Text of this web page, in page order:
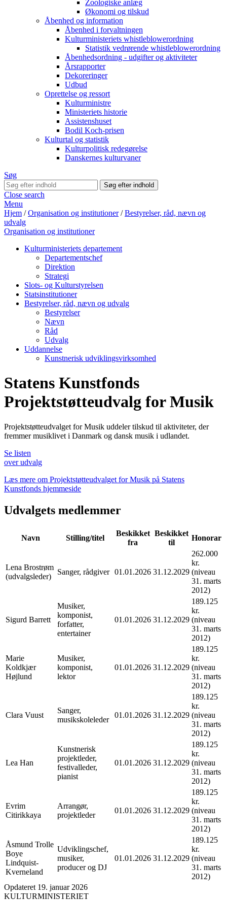
Zoologiske anlæg
Økonomi og tilskud
Åbenhed og information
Åbenhed i forvaltningen
Kulturministeriets whistleblowerordning
Statistik vedrørende whistleblowerordning
Åbenhedsordning - udgifter og aktiviteter
Årsrapporter
Dekoreringer
Udbud
Oprettelse og ressort
Kulturministre
Ministeriets historie
Assistenshuset
Bodil Koch-prisen
Kulturtal og statistik
Kulturpolitisk redegørelse
Danskernes kulturvaner
Søg
Close search
Menu
Hjem /Organisation og institutioner/Bestyrelser, råd, nævn og
udvalg
Organisation og institutioner
Kulturministeriets departement
Departementschef
Direktion
Strategi
Slots- og Kulturstyrelsen
Statsinstitutioner
Bestyrelser, råd, nævn og udvalg
Bestyrelser
Nævn
Råd
Udvalg
Uddannelse
Kunstnerisk udviklingsvirksomhed
Statens Kunstfonds
Projektstøtteudvalg for Musik
Projektstøtteudvalget for Musik uddeler tilskud til aktiviteter, der
fremmer musiklivet i Danmark og dansk musik i udlandet.
Se listen
over udvalg
Læs mere om Projektstøtteudvalget for Musik på Statens
Kunstfonds hjemmeside
Udvalgets medlemmer
Navn Stilling/titel
Beskikket
fra
Beskikket
til
Honorar
Lena Brostrøm
(udvalgsleder)
Sanger, rådgiver 01.01.2026 31.12.2029
262.000
kr.
(niveau
31. marts
2012)
Sigurd Barrett
Musiker,
komponist,
forfatter,
entertainer
01.01.2026 31.12.2029
189.125
kr.
(niveau
31. marts
2012)
Marie
Koldkjær
Højlund
Musiker,
komponist,
lektor
01.01.2026 31.12.2029
189.125
kr.
(niveau
31. marts
2012)
Clara Vuust
Sanger,
musikskoleleder
01.01.2026 31.12.2029
189.125
kr.
(niveau
31. marts
2012)
Lea Han
Kunstnerisk
projektleder,
festivalleder,
pianist
01.01.2026 31.12.2029
189.125
kr.
(niveau
31. marts
2012)
Evrim
Citirikkaya
Arrangør,
projektleder
01.01.2026 31.12.2029
189.125
kr.
(niveau
31. marts
2012)
Åsmund Trolle
Boye
Lindquist-
Kverneland
Udviklingschef,
musiker,
producer og DJ
01.01.2026 31.12.2029
189.125
kr.
(niveau
31. marts
2012)
Opdateret 19. januar 2026
KULTURMINISTERIET